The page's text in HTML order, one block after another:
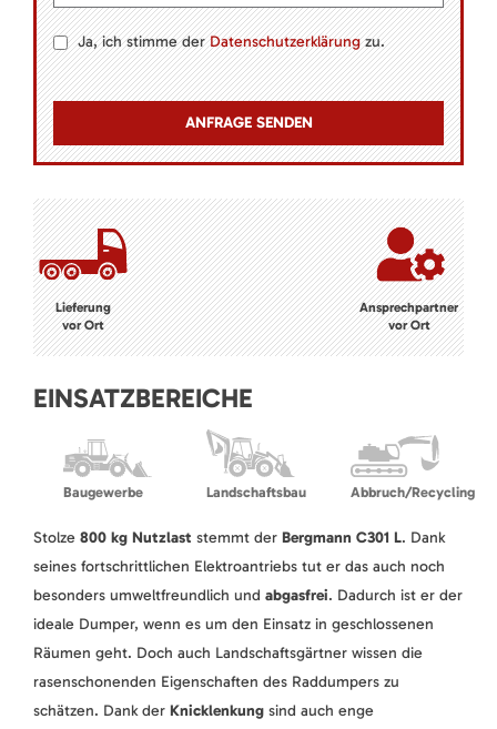
Ja, ich stimme derDatenschutzerklärungzu.
Lieferung
vor Ort
Ansprechpartner
vor Ort
EINSATZBEREICHE
Baugewerbe Landschaftsbau Abbruch/Recycling
Stolze 800 kg Nutzlast stemmt der Bergmann C301 L. Dank
seines fortschrittlichen Elektroantriebs tut er das auch noch
besonders umweltfreundlich und abgasfrei. Dadurch ist er der
ideale Dumper, wenn es um den Einsatz in geschlossenen
Räumen geht. Doch auch Landschaftsgärtner wissen die
rasenschonenden Eigenschaften des Raddumpers zu
schätzen. Dank der Knicklenkung sind auch enge